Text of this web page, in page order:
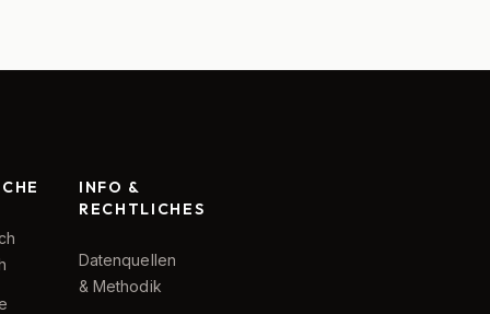
INFO &
RECHTLICHES
Datenquellen
& Methodik